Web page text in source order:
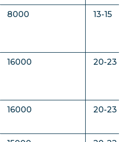
8000 13-15
16000 20-23
16000 20-23